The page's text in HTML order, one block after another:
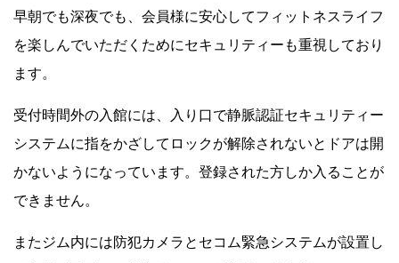
早朝でも深夜でも、会員様に安心してフィットネスライフ
を楽しんでいただくためにセキュリティーも重視しており
ます。
受付時間外の入館には、入り口で静脈認証セキュリティー
システムに指をかざしてロックが解除されないとドアは開
かないようになっています。登録された方しか入ることが
できません。
またジム内には防犯カメラとセコム緊急システムが設置し